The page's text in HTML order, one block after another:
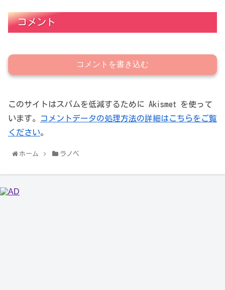
コメント
コメントを書き込む
このサイトはスパムを低減するために Akismet を使って
います。
コメントデータの処理方法の詳細はこちらをご覧
ください。
ホーム ラノベ